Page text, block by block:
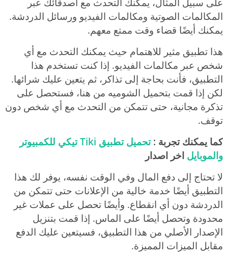
المكالمات الصوتية ومكالمات الفيديو ورسائل الدردشة.
يمكنك أيضًا قضاء وقت ممتع معهم.
هذا تطبيق مثير للاهتمام حيث يمكنك التحدث مع أي
شخص عبر مكالمات الفيديو. إذا كنت تستخدم هذا
التطبيق، فأنت بحاجة إلى تذاكر، ثم يتعين عليك شرائها.
لكن إذا قمت بتحميل الشوميه من هنا، فستحصل على
تذكرة مجانية، حتى تتمكن من التحدث مع أي شخص دون
توقف.
كما يمكنك تجربة :
تحميل تطبيق Tiki تيكي للكمبيوتر
والموبايل اخر اصدار
لا تحتاج إلى دفع المال وفي الوقت نفسه، يوفر لك هذا
التطبيق أيضًا خدمة خالية من الإعلانات حتى تتمكن من
الدردشة دون أي انقطاع. وأيضًا تحصل على عملات غير
محدودة وتحصل أيضًا على الماس. إذا قمت بتنزيل
الإصدار الأصلي من هذا التطبيق، فسيتعين عليك الدفع
مقابل الميزات المميزة.